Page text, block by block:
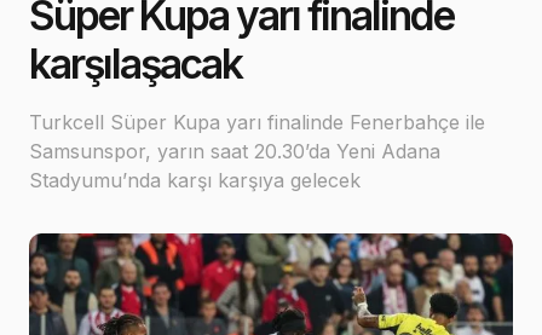
Süper Kupa yarı finalinde
karşılaşacak
Turkcell Süper Kupa yarı finalinde Fenerbahçe ile
Samsunspor, yarın saat 20.30’da Yeni Adana
Stadyumu’nda karşı karşıya gelecek